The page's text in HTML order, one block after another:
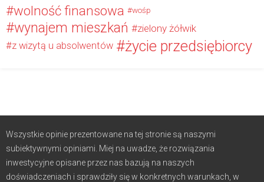
wolność finansowa wośp
wynajem mieszkań zielony żółwik
z wizytą u absolwentów życie przedsiębiorcy
Wszystkie opinie prezentowane na tej stronie są naszymi
subiektywnymi opiniami. Miej na uwadze, że rozwiązania
inwestycyjne opisane przez nas bazują na naszych
doświadczeniach i sprawdziły się w konkretnych warunkach, w